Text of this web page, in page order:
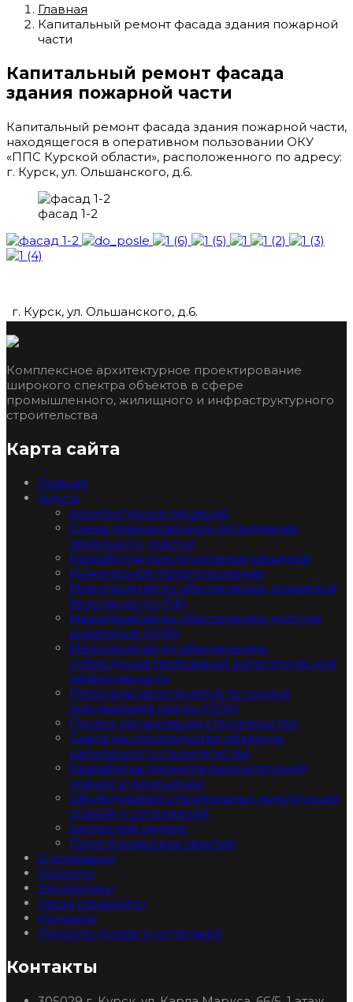
Главная
Капитальный ремонт фасада здания пожарной
части
Капитальный ремонт фасада
здания пожарной части
Капитальный ремонт фасада здания пожарной части,
находящегося в оперативном пользовании ОКУ
«ППС Курской области», расположенного по адресу:
г. Курск, ул. Ольшанского, д.6.
фасад 1-2
г. Курск, ул. Ольшанского, д.6.
Комплексное архитектурное проектирование
широкого спектра объектов в сфере
промышленного, жилищного и инфраструктурного
строительства
Карта сайта
Главная
Услуги
Архитектурные решения
Схема планировочной организации
земельного участка
Разработка конструктивных решений
Инженерное проектирование
Мероприятия по обеспечению пожарной
безопасности (ПБ)
Мероприятия по обеспечению доступа
инвалидов (ОДИ)
Мероприятия по обеспечению
соблюдения требований энергетической
эффективности
Перечень мероприятий по охране
окружающей среды (ООС)
Проект организации строительства
Смета на строительство объектов
капитального строительства
Разработка проектов реконструкций
зданий и помещений
Обследование строительных конструкций
зданий и сооружений
Авторский надзор
Перепланировка квартир
О компании
Проекты
Экспертизы
Наши реквизиты
Контакты
Проекты домов и коттеджей
Контакты